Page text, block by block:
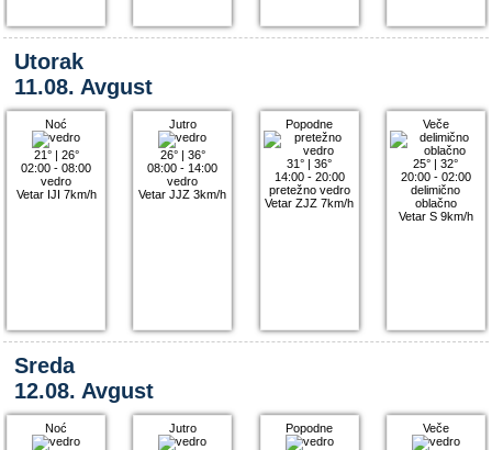
Utorak
11.08. Avgust
Noć
21°| 26°
02:00 - 08:00
vedro
Vetar IJI 7km/h
Jutro
26°| 36°
08:00 - 14:00
vedro
Vetar JJZ 3km/h
Popodne
31° |36°
14:00 - 20:00
pretežno vedro
Vetar ZJZ 7km/h
Veče
25° |32°
20:00 - 02:00
delimično
oblačno
Vetar S 9km/h
Sreda
12.08. Avgust
Noć Jutro Popodne Veče